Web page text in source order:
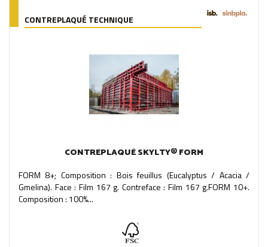
CONTREPLAQUÉ TECHNIQUE
CONTREPLAQUÉ SKYLTY® FORM
FORM 8+; Composition : Bois feuillus (Eucalyptus / Acacia /
Gmelina). Face : Film 167 g. Contreface : Film 167 g.FORM 10+.
Composition : 100%...